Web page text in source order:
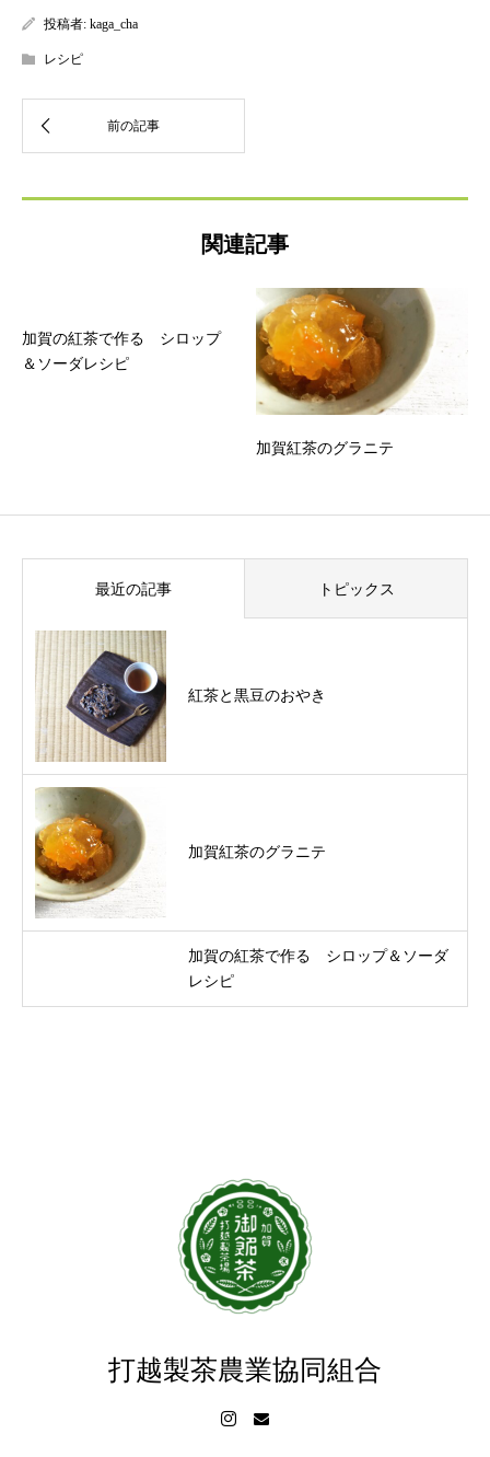
投稿者: kaga_cha
レシピ
関連記事
加賀の紅茶で作る シロップ
＆ソーダレシピ
加賀紅茶のグラニテ
最近の記事 トピックス
紅茶と黒豆のおやき
加賀紅茶のグラニテ
加賀の紅茶で作る シロップ＆ソーダ
レシピ
打越製茶農業協同組合